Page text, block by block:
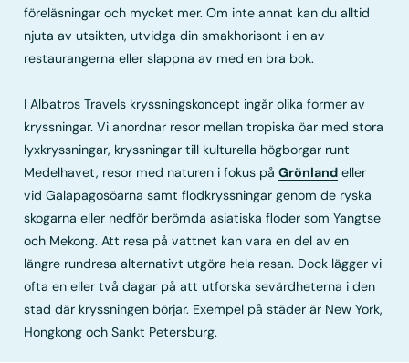
föreläsningar och mycket mer. Om inte annat kan du alltid
njuta av utsikten, utvidga din smakhorisont i en av
restaurangerna eller slappna av med en bra bok.
I Albatros Travels kryssningskoncept ingår olika former av
kryssningar. Vi anordnar resor mellan tropiska öar med stora
lyxkryssningar, kryssningar till kulturella högborgar runt
Medelhavet, resor med naturen i fokus påGrönland eller
vid Galapagosöarna samt flodkryssningar genom de ryska
skogarna eller nedför berömda asiatiska floder som Yangtse
och Mekong. Att resa på vattnet kan vara en del av en
längre rundresa alternativt utgöra hela resan. Dock lägger vi
ofta en eller två dagar på att utforska sevärdheterna i den
stad där kryssningen börjar. Exempel på städer är New York,
Hongkong och Sankt Petersburg.